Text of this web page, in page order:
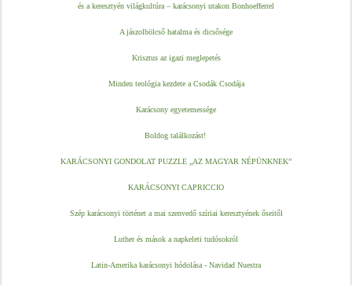
és a keresztyén világkultúra – karácsonyi utakon Bonhoefferrel
A jászolbölcső hatalma és dicsősége
Krisztus az igazi meglepetés
Minden teológia kezdete a Csodák Csodája
Karácsony egyetemessége
Boldog találkozást!
KARÁCSONYI GONDOLAT PUZZLE „AZ MAGYAR NÉPÜNKNEK”
KARÁCSONYI CAPRICCIO
Szép karácsonyi történet a mai szenvedő szíriai keresztyének őseitől
Luther és mások a napkeleti tudósokról
Latin-Amerika karácsonyi hódolása - Navidad Nuestra